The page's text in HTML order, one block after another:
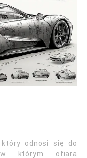
odnosi się do
w którym ofiara